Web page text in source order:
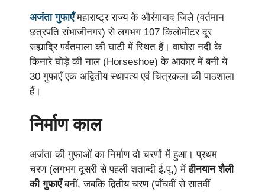
अजंता गुफाएँमहाराष्ट्र राज्य के औरंगाबाद जिले (वर्तमान
छत्रपति संभाजीनगर) से लगभग 107 किलोमीटर दूर
सह्याद्रि पर्वतमाला की घाटी में स्थित हैं। वाघोरा नदी के
किनारे घोड़े की नाल (Horseshoe) के आकार में बनी ये
30 गुफाएँ एक अद्वितीय स्थापत्य एवं चित्रकला की पाठशाला
हैं।
निर्माण काल
अजंता की गुफाओं का निर्माण दो चरणों में हुआ। प्रथम
चरण (लगभग दूसरी से पहली शताब्दी ई.पू.) मेंहीनयान शैली
की गुफाएँबनीं, जबकि द्वितीय चरण (पाँचवीं से सातवीं